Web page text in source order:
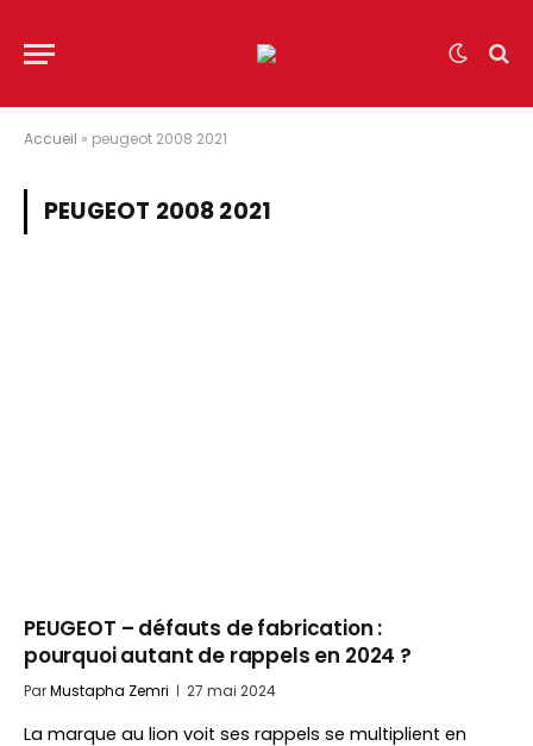
Accueil » peugeot 2008 2021
PEUGEOT 2008 2021
PEUGEOT – défauts de fabrication :
pourquoi autant de rappels en 2024 ?
ParMustapha Zemri 27 mai 2024
La marque au lion voit ses rappels se multiplient en